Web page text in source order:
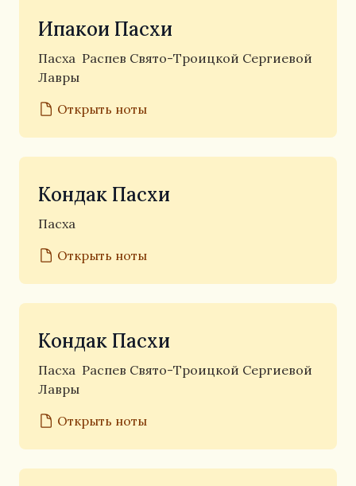
Ипакои Пасхи
Пасха Распев Свято-Троицкой Сергиевой
Лавры
Открыть ноты
Кондак Пасхи
Пасха
Открыть ноты
Кондак Пасхи
Пасха Распев Свято-Троицкой Сергиевой
Лавры
Открыть ноты